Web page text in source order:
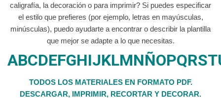
caligrafía, la decoración o para imprimir? Si puedes especificar
el estilo que prefieres (por ejemplo, letras en mayúsculas,
minúsculas), puedo ayudarte a encontrar o describir la plantilla
que mejor se adapte a lo que necesitas.
TODOS LOS MATERIALES EN FORMATO PDF.
DESCARGAR, IMPRIMIR, RECORTAR Y DECORAR.